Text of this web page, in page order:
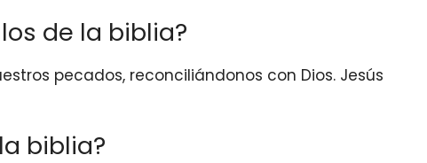
de la biblia?
pecados, reconciliándonos con Dios. Jesús
biblia?